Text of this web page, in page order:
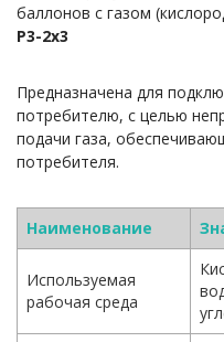
баллонов с газом
Р3-2х3
Предназначена для
потребителю, с целью
подачи газа,
потребителя.
Наименование
Используемая
рабочая среда